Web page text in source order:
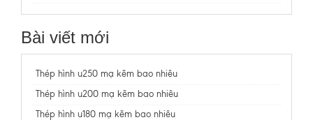
Bài viết mới
Thép hình u250 mạ kẽm bao nhiêu
Thép hình u200 mạ kẽm bao nhiêu
Thép hình u180 mạ kẽm bao nhiêu